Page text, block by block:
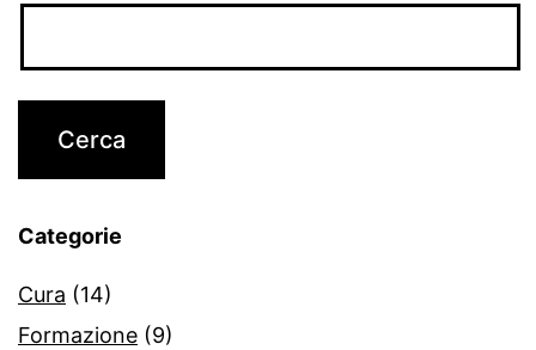
Categorie
Cura (14)
Formazione (9)